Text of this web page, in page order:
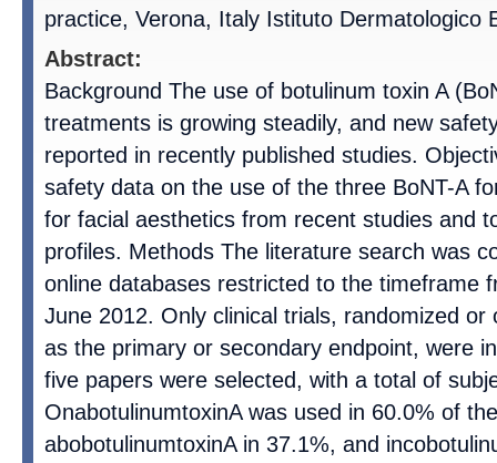
practice, Verona, Italy Istituto Dermatologico
Abstract:
Background The use of botulinum toxin A
treatments is growing steadily, and new
reported in recently published studies.
safety data on the use of the three BoNT-A
for facial aesthetics from recent studies and
profiles. Methods The literature search was
online databases restricted to the timeframe
June 2012. Only clinical trials, randomized or
as the primary or secondary endpoint, were
five papers were selected, with a total of
OnabotulinumtoxinA was used in 60.0% of
abobotulinumtoxinA in 37.1%, and